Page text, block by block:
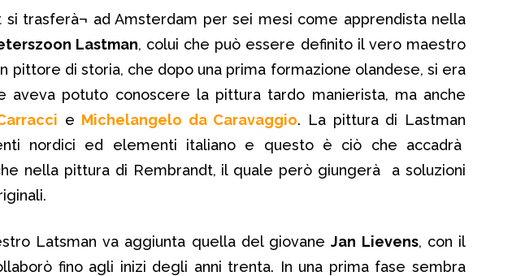
si trasferà¬ ad Amsterdam per sei mesi come apprendista nella
Lastman, colui che può essere definito il vero maestro
pittore di storia, che dopo una prima formazione olandese, si era
aveva potuto conoscere la pittura tardo manierista, ma anche
e Michelangelo da Caravaggio. La pittura di Lastman
nordici ed elementi italiano e questo è ciò che accadrà
nella pittura di Rembrandt, il quale però giungerà a soluzioni
Latsman va aggiunta quella del giovaneJan Lievens, con il
fino agli inizi degli anni trenta. In una prima fase sembra